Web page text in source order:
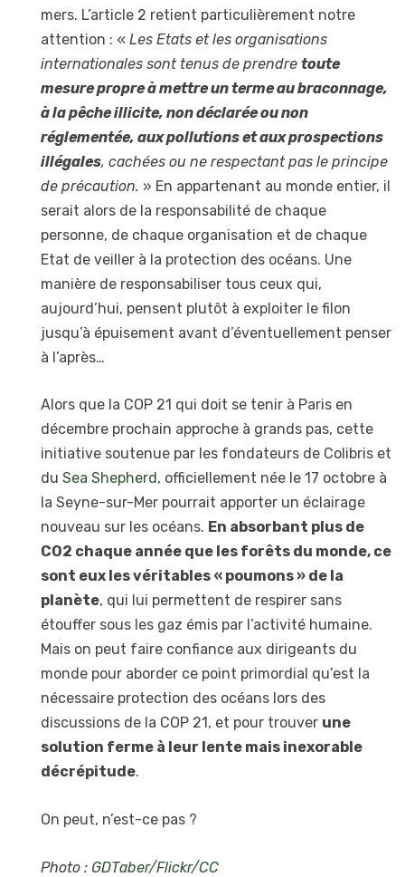
mers. L’article 2 retient particulièrement notre
attention : « Les Etats et les organisations
internationales sont tenus de prendre toute
mesure propre à mettre un terme au braconnage,
à la pêche illicite, non déclarée ou non
réglementée, aux pollutions et aux prospections
illégales, cachées ou ne respectant pas le principe
de précaution. » En appartenant au monde entier, il
serait alors de la responsabilité de chaque
personne, de chaque organisation et de chaque
Etat de veiller à la protection des océans. Une
manière de responsabiliser tous ceux qui,
aujourd’hui, pensent plutôt à exploiter le filon
jusqu’à épuisement avant d’éventuellement penser
à l’après…
Alors que la COP 21 qui doit se tenir à Paris en
décembre prochain approche à grands pas, cette
initiative soutenue par les fondateurs de Colibris et
du Sea Shepherd , officiellement née le 17 octobre à
la Seyne-sur-Mer pourrait apporter un éclairage
nouveau sur les océans. En absorbant plus de
CO2 chaque année que les forêts du monde, ce
sont eux les véritables « poumons » de la
planète, qui lui permettent de respirer sans
étouffer sous les gaz émis par l’activité humaine.
Mais on peut faire confiance aux dirigeants du
monde pour aborder ce point primordial qu’est la
nécessaire protection des océans lors des
discussions de la COP 21, et pour trouver une
solution ferme à leur lente mais inexorable
décrépitude.
On peut, n’est-ce pas ?
Photo : GDTaber/Flickr/CC